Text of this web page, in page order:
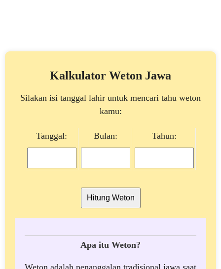
Kalkulator Weton Jawa
Silakan isi tanggal lahir untuk mencari tahu weton
kamu:
Tanggal: Bulan: Tahun:
Hitung Weton
Apa itu Weton?